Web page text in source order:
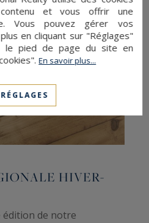
HIVER-
édition de notre
et vous offrir une
Vous pouvez gérer vos
en cliquant sur "Réglages"
le pied de page du site en
En savoir plus...
RÉGLAGES